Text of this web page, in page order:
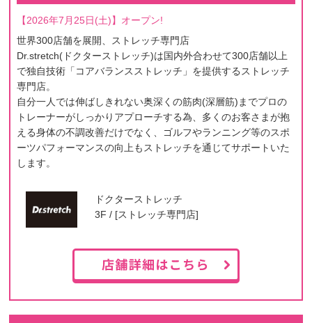
【2026年7月25日(土)】オープン!
世界300店舗を展開、ストレッチ専門店
Dr.stretch(ドクターストレッチ)は国内外合わせて300店舗以上
で独自技術「コアバランスストレッチ」を提供するストレッチ
専門店。
自分一人では伸ばしきれない奥深くの筋肉(深層筋)までプロの
トレーナーがしっかりアプローチする為、多くのお客さまが抱
える身体の不調改善だけでなく、ゴルフやランニング等のスポ
ーツパフォーマンスの向上もストレッチを通じてサポートいた
します。
ドクターストレッチ
3F / [ストレッチ専門店]